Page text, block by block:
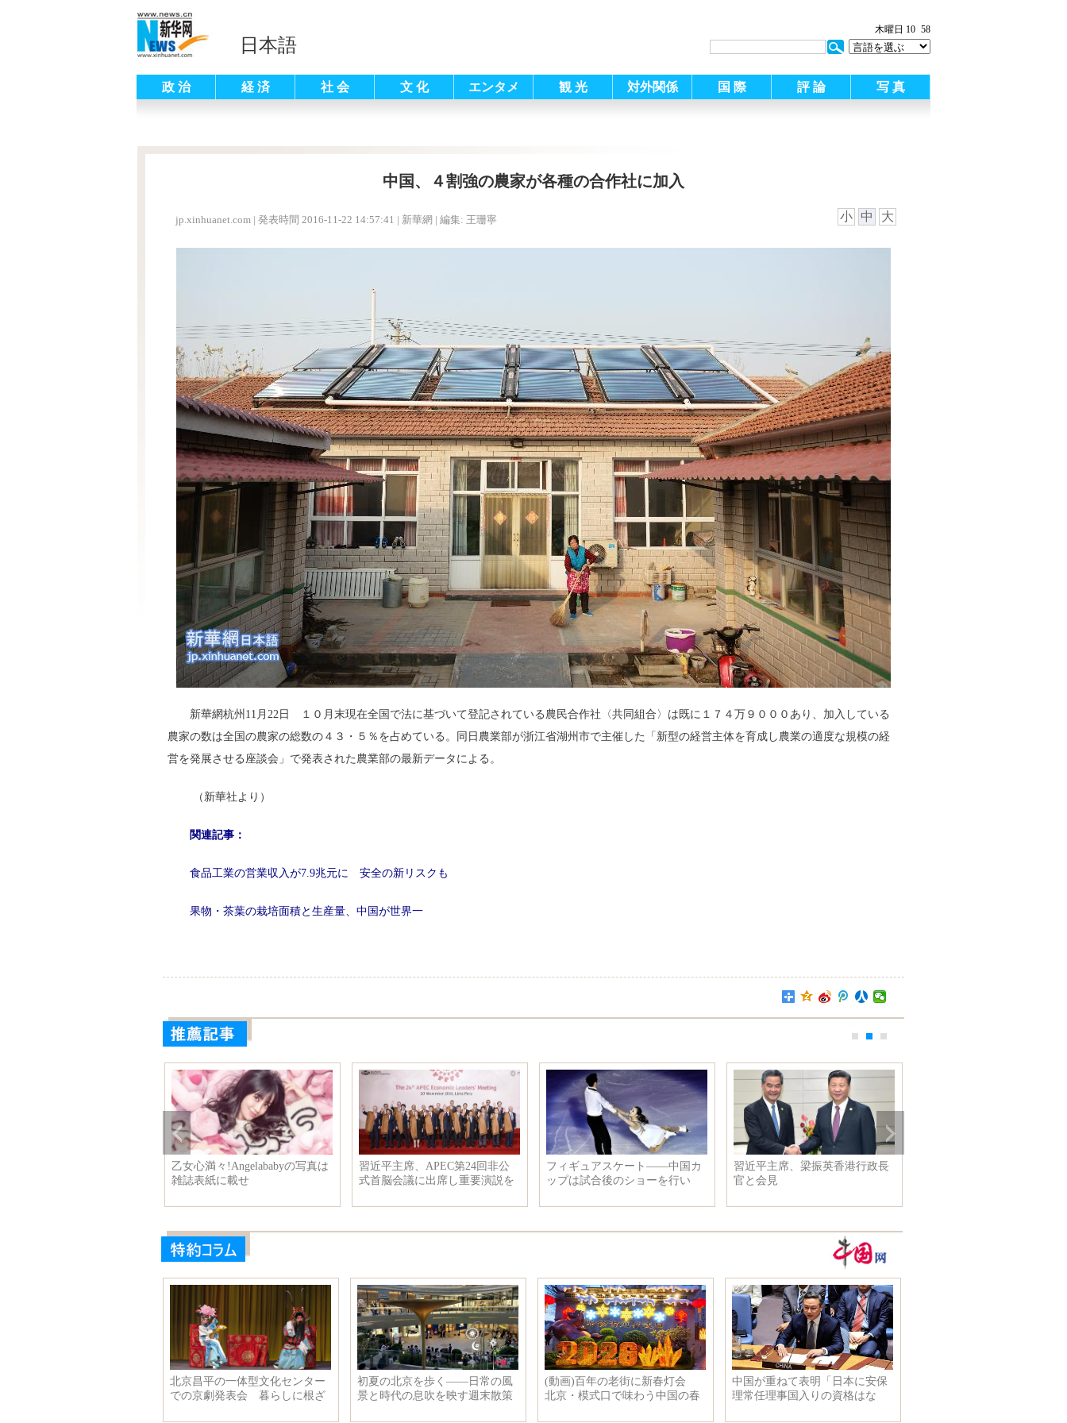
日本語
木曜日 10 58
政 治 経 済 社 会 文 化 エンタメ 観 光 対外関係 国 際 評 論 写 真
中国、４割強の農家が各種の合作社に加入
jp.xinhuanet.com | 発表時間 2016-11-22 14:57:41 | 新華網 | 編集: 王珊寧 小 中 大
新華網杭州11月22日 １０月末現在全国で法に基づいて登記されている農民合作社〈共同組合〉は既に１７４万９０００あり、加入している
農家の数は全国の農家の総数の４３・５％を占めている。同日農業部が浙江省湖州市で主催した「新型の経営主体を育成し農業の適度な規模の経
営を発展させる座談会」で発表された農業部の最新データによる。
（新華社より）
関連記事：
食品工業の営業収入が7.9兆元に 安全の新リスクも
果物・茶葉の栽培面積と生産量、中国が世界一
フィギュアスケート——中国カ
ップは試合後のショーを行い
習近平主席、梁振英香港行政長
官と会見
秋の北京香山公園
中日の主力軍艦、オークランド
に集結
観光客を迎える樹齢1500歳の銀